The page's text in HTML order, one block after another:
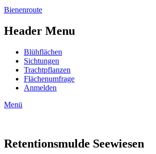
Bienenroute
Header Menu
Blühflächen
Sichtungen
Trachtpflanzen
Flächenumfrage
Anmelden
Menü
Retentionsmulde Seewiesen